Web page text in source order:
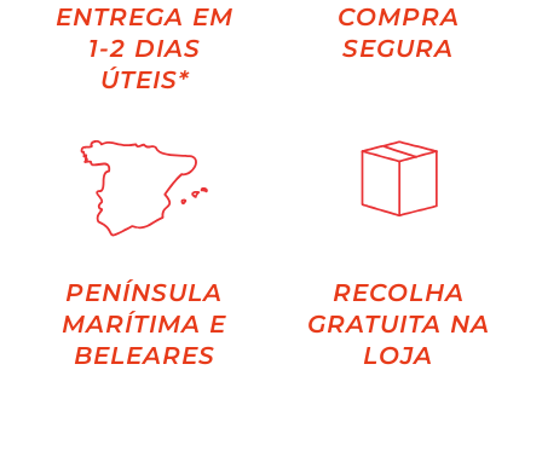
ENTREGA EM
1-2 DIAS
ÚTEIS*
COMPRA
SEGURA
PENÍNSULA
MARÍTIMA E
BELEARES
RECOLHA
GRATUITA NA
LOJA